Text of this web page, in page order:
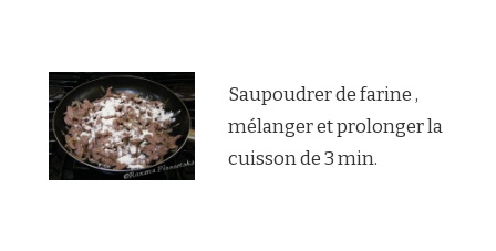
Saupoudrer de farine ,
mélanger et prolonger la
cuisson de 3 min.